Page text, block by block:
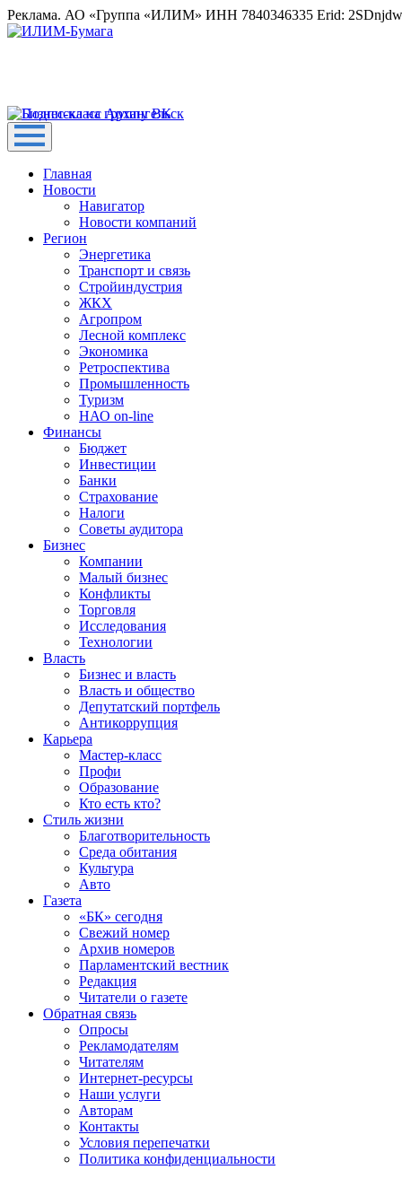
Реклама. АО «Группа «ИЛИМ» ИНН 7840346335 Erid:
Главная
Новости
Навигатор
Новости компаний
Регион
Энергетика
Транспорт и связь
Стройиндустрия
ЖКХ
Агропром
Лесной комплекс
Экономика
Ретроспектива
Промышленность
Туризм
НАО on-line
Финансы
Бюджет
Инвестиции
Банки
Страхование
Налоги
Советы аудитора
Бизнес
Компании
Малый бизнес
Конфликты
Торговля
Исследования
Технологии
Власть
Бизнес и власть
Власть и общество
Депутатский портфель
Антикоррупция
Карьера
Мастер-класс
Профи
Образование
Кто есть кто?
Стиль жизни
Благотворительность
Среда обитания
Культура
Авто
Газета
«БК» сегодня
Свежий номер
Архив номеров
Парламентский вестник
Редакция
Читатели о газете
Обратная связь
Опросы
Рекламодателям
Читателям
Интернет-ресурсы
Наши услуги
Авторам
Контакты
Условия перепечатки
Политика конфиденциальности